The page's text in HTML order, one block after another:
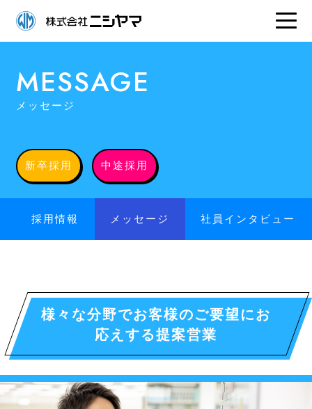
MESSAGE
メッセージ
新卒採用 中途採用
採用情報 メッセージ 社員インタビュー
様々な分野でお客様のご要望にお
応えする提案営業